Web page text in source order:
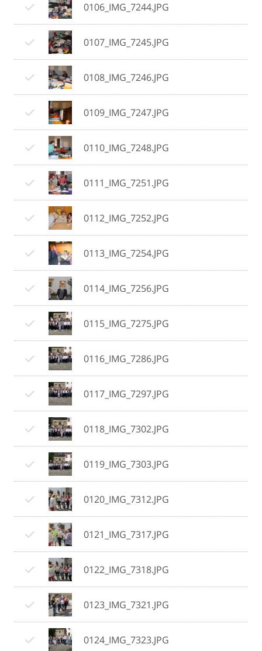
0106_IMG_7244.JPG
0107_IMG_7245.JPG
0108_IMG_7246.JPG
0109_IMG_7247.JPG
0110_IMG_7248.JPG
0111_IMG_7251.JPG
0112_IMG_7252.JPG
0113_IMG_7254.JPG
0114_IMG_7256.JPG
0115_IMG_7275.JPG
0116_IMG_7286.JPG
0117_IMG_7297.JPG
0118_IMG_7302.JPG
0119_IMG_7303.JPG
0120_IMG_7312.JPG
0121_IMG_7317.JPG
0122_IMG_7318.JPG
0123_IMG_7321.JPG
0124_IMG_7323.JPG